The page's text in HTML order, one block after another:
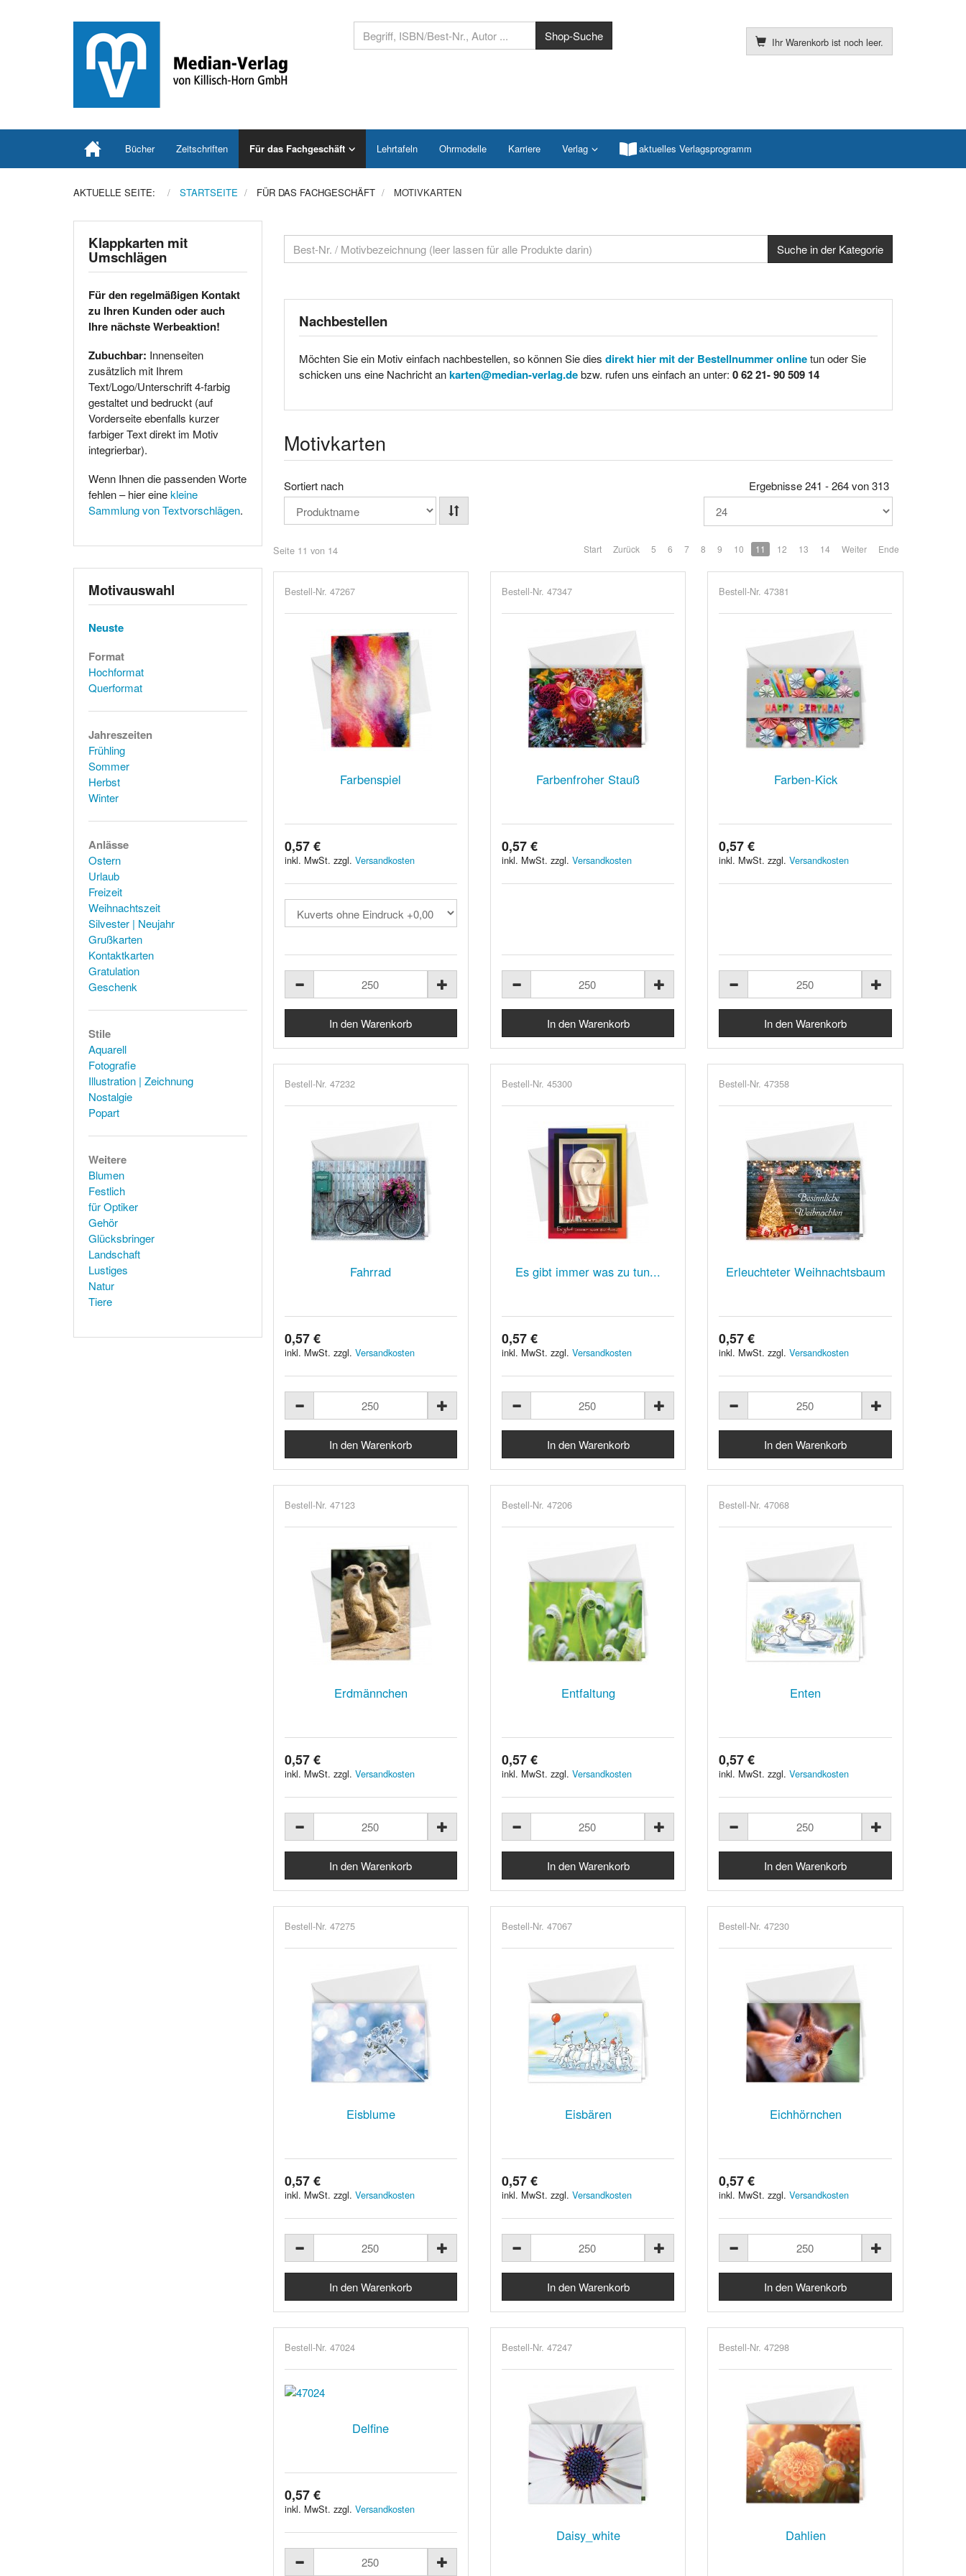
Ihr Warenkorb ist noch leer.
Bücher Zeitschriften Für das Fachgeschäft Lehrtafeln Ohrmodelle Karriere Verlag aktuelles Verlagsprogramm
AKTUELLE SEITE: STARTSEITE FÜR DAS FACHGESCHÄFT MOTIVKARTEN
Nachbestellen
Möchten Sie ein Motiv einfach nachbestellen, so können Sie dies direkt hier mit der Bestellnummer onlinetun oder Sie
schicken uns eine Nachricht ankarten@median-verlag.de bzw. rufen uns einfach an unter: 0 62 21- 90 509 14
Motivkarten
Sortiert nach Ergebnisse 241 - 264 von 313
Seite 11 von 14 Start Zurück 5 6 7 8 9 10 11 12 13 14 Weiter Ende
Bestell-Nr. 47267
Farbenspiel
0,57 €
inkl. MwSt. zzgl. Versandkosten
Bestell-Nr. 47347
Farbenfroher Stauß
0,57 €
inkl. MwSt. zzgl. Versandkosten
Bestell-Nr. 47381
Farben-Kick
0,57 €
inkl. MwSt. zzgl.Versandkosten
Bestell-Nr. 47232
Fahrrad
0,57 €
inkl. MwSt. zzgl. Versandkosten
Bestell-Nr. 45300
Es gibt immer was zu tun...
0,57 €
inkl. MwSt. zzgl. Versandkosten
Bestell-Nr. 47358
Erleuchteter Weihnachtsbaum
0,57 €
inkl. MwSt. zzgl.Versandkosten
Bestell-Nr. 47123
Erdmännchen
0,57 €
inkl. MwSt. zzgl. Versandkosten
Bestell-Nr. 47206
Entfaltung
0,57 €
inkl. MwSt. zzgl. Versandkosten
Bestell-Nr. 47068
Enten
0,57 €
inkl. MwSt. zzgl.Versandkosten
Bestell-Nr. 47275
Eisblume
0,57 €
inkl. MwSt. zzgl. Versandkosten
Bestell-Nr. 47067
Eisbären
0,57 €
inkl. MwSt. zzgl. Versandkosten
Bestell-Nr. 47230
Eichhörnchen
0,57 €
inkl. MwSt. zzgl.Versandkosten
Bestell-Nr. 47024
Delfine
0,57 €
inkl. MwSt. zzgl. Versandkosten
Bestell-Nr. 47247
Daisy_white
Bestell-Nr. 47298
Dahlien
Klappkarten mit
Umschlägen
Für den regelmäßigen Kontakt
zu Ihren Kunden oder auch
Ihre nächste Werbeaktion!
Zubuchbar: Innenseiten
zusätzlich mit Ihrem
Text/Logo/Unterschrift 4-farbig
gestaltet und bedruckt (auf
Vorderseite ebenfalls kurzer
farbiger Text direkt im Motiv
integrierbar).
Wenn Ihnen die passenden Worte
fehlen – hier einekleine
Sammlung von Textvorschlägen.
Motivauswahl
Neuste
Format
Hochformat
Querformat
Jahreszeiten
Frühling
Sommer
Herbst
Winter
Anlässe
Ostern
Urlaub
Freizeit
Weihnachtszeit
Silvester | Neujahr
Grußkarten
Kontaktkarten
Gratulation
Geschenk
Stile
Aquarell
Fotografie
Illustration | Zeichnung
Nostalgie
Popart
Weitere
Blumen
Festlich
für Optiker
Gehör
Glücksbringer
Landschaft
Lustiges
Natur
Tiere